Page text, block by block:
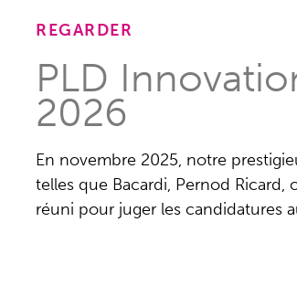
REGARDER
PLD
2026
En novembre 2025, notre
telles que Bacardi, Pernod Ricard,
réuni pour juger les candidatures